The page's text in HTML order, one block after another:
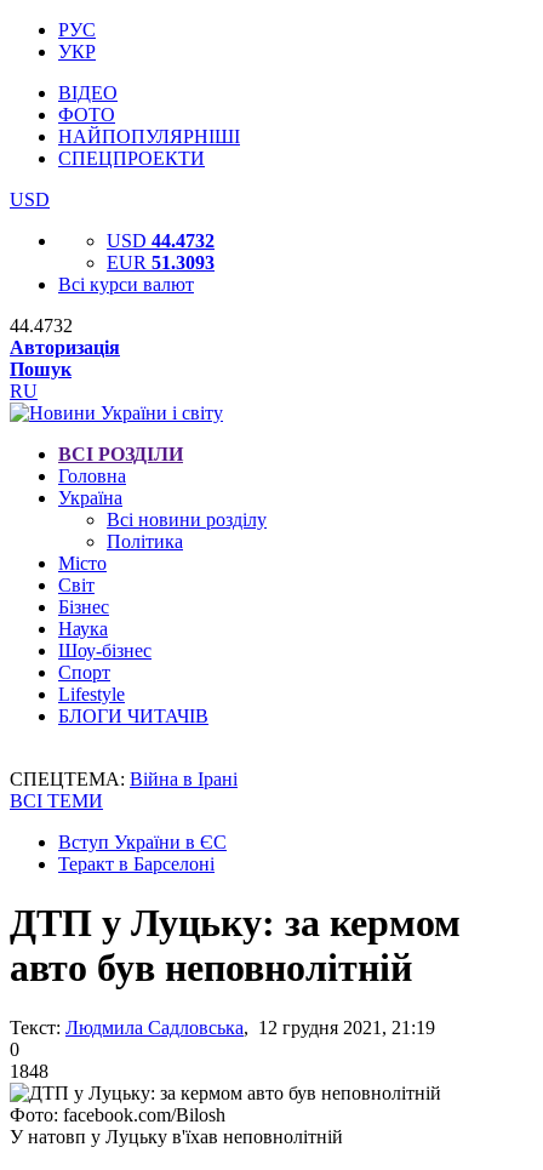
РУС
УКР
ВІДЕО
ФОТО
НАЙПОПУЛЯРНІШІ
СПЕЦПРОЕКТИ
USD
USD 44.4732
EUR 51.3093
Всі курси валют
44.4732
Авторизація
Пошук
RU
ВСІ РОЗДІЛИ
Головна
Україна
Всі новини розділу
Політика
Місто
Світ
Бізнес
Наука
Шоу-бізнес
Спорт
Lifestyle
БЛОГИ ЧИТАЧІВ
СПЕЦТЕМА: Війна в Ірані
ВСІ ТЕМИ
Вступ України в ЄС
Теракт в Барселоні
ДТП у Луцьку: за кермом
авто був неповнолітній
Текст: Людмила Садловська, 12 грудня 2021, 21:19
0
1848
Фото: facebook.com/Bilosh
У натовп у Луцьку в'їхав неповнолітній